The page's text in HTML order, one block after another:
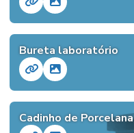
Bureta laboratório
Cadinho de Porcelana